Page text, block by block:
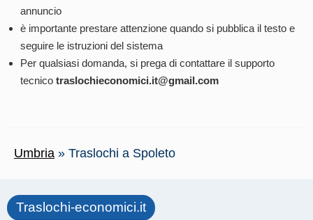
annuncio
è importante prestare attenzione quando si pubblica il testo e
seguire le istruzioni del sistema
Per qualsiasi domanda, si prega di contattare il supporto
tecnico traslochieconomici.it@gmail.com
Umbria » Traslochi a Spoleto
Traslochi-economici.it